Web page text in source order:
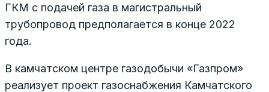
ГКМ с подачей газа в магистральный
трубопровод предполагается в конце 2022
года.
В камчатском центре газодобычи «Газпром»
реализует проект газоснабжения Камчатского